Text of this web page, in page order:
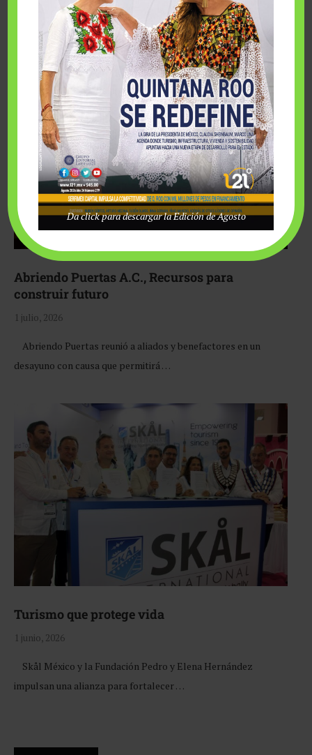
Fairmont Mayakoba y Make-A-Wish México unieron
esfuerzos para hacer realidad el deseo de una …
Abriendo Puertas A.C., Recursos para
construir futuro
1 julio, 2026
Abriendo Puertas reunió a aliados y benefactores en un
desayuno con causa que permitirá …
Turismo que protege vida
1 junio, 2026
Skål México y la Fundación Pedro y Elena Hernández
impulsan una alianza para fortalecer …
Da click para descargar la Edición de Agosto